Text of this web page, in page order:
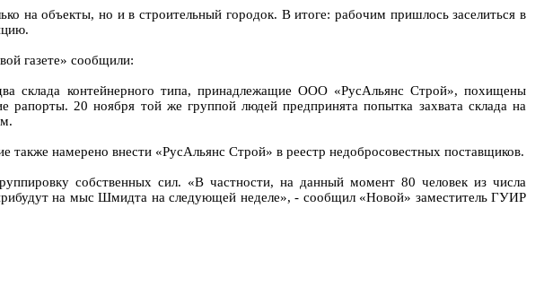
на объекты, но и в строительный городок. В итоге: рабочим пришлось заселиться в
газете» сообщили:
склада контейнерного типа, принадлежащие ООО «РусАльянс Строй», похищены
рапорты. 20 ноября той же группой людей предпринята попытка захвата склада на
намерено внести «РусАльянс Строй» в реестр недобросовестных поставщиков.
собственных сил. «В частности, на данный момент 80 человек из числа
на мыс Шмидта на следующей неделе», - сообщил «Новой» заместитель ГУИР